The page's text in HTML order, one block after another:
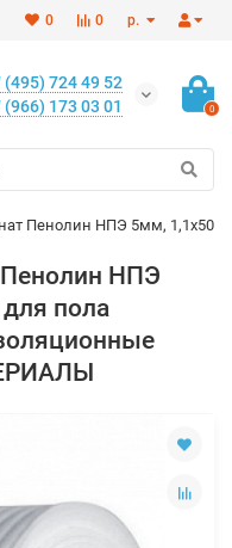
р.
0
0
(495) 724 49 52
(966) 173 03 01
0
Пенолин НПЭ 5мм, 1,1х50
НПЭ
пола